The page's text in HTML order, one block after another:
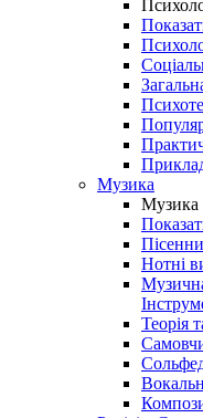
Музика
Музика
Нотні
Теорія